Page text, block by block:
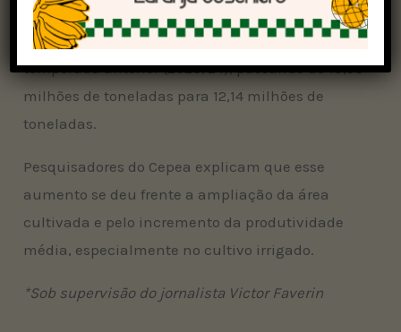
Abastecimento (Conab), a produção da safra
2024/25 deve crescer 14,8% em relação à
temporada anterior (2023/24), passando de 10,58
milhões de toneladas para 12,14 milhões de
toneladas.
Pesquisadores do Cepea explicam que esse
aumento se deu frente a ampliação da área
cultivada e pelo incremento da produtividade
média, especialmente no cultivo irrigado.
*Sob supervisão do jornalista Victor Faverin